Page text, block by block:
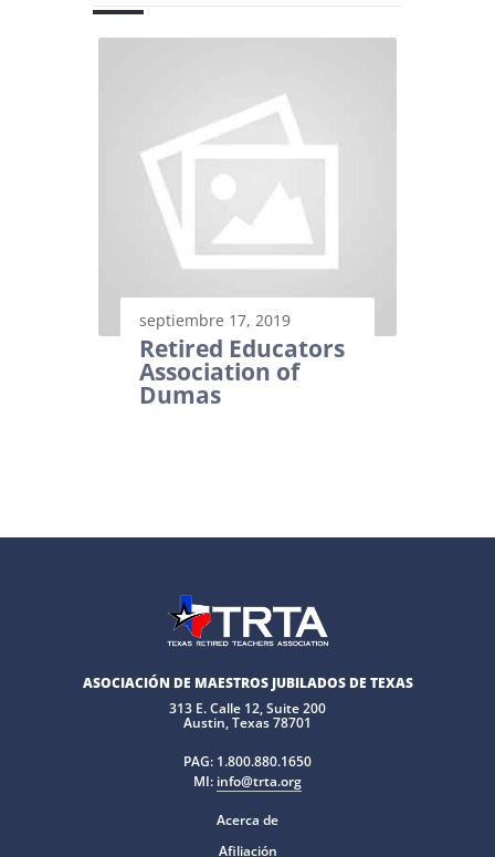
septiembre 17, 2019
Retired Educators
Association of
Dumas
ASOCIACIÓN DE MAESTROS JUBILADOS DE TEXAS
313 E. Calle 12, Suite 200
Austin, Texas 78701
PAG: 1.800.880.1650
MI: info@trta.org
Acerca de
Afiliación